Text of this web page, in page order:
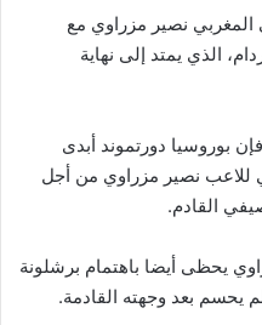
المغربي نصير مزراوي مع
الذي يمتد إلى نهاية
1′ الألمانية فإن بوروسيا دورتموند أبدى
نصير مزراوي من أجل
القادم.
يحظى أيضا باهتمام برشلونة
يحسم بعد وجهته القادمة.